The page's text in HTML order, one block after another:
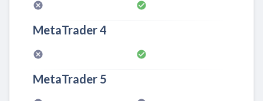
MetaTrader 4
MetaTrader 5